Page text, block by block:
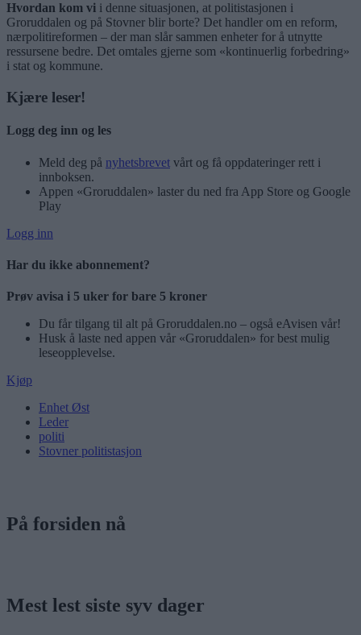
Hvordan kom vi i denne situasjonen, at politistasjonen i
Groruddalen og på Stovner blir borte? Det handler om en reform,
nærpolitireformen – der man slår sammen enheter for å utnytte
ressursene bedre. Det omtales gjerne som «kontinuerlig forbedring»
i stat og kommune.
Kjære leser!
Logg deg inn og les
Meld deg på nyhetsbrevet vårt og få oppdateringer rett i
innboksen.
Appen «Groruddalen» laster du ned fra App Store og Google
Play
Logg inn
Har du ikke abonnement?
Prøv avisa i 5 uker for bare 5 kroner
Du får tilgang til alt på Groruddalen.no – også eAvisen vår!
Husk å laste ned appen vår «Groruddalen» for best mulig
leseopplevelse.
Kjøp
Enhet Øst
Leder
politi
Stovner politistasjon
På forsiden nå
Mest lest siste syv dager